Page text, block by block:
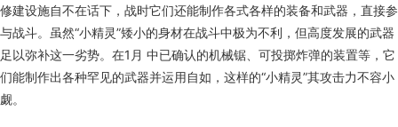
修建设施自不在话下，战时它们还能制作各式各样的装备和武器，直接参
与战斗。虽然“小精灵”矮小的身材在战斗中极为不利，但高度发展的武器
足以弥补这一劣势。在1月 中已确认的机械锯、可投掷炸弹的装置等，它
们能制作出各种罕见的武器并运用自如，这样的“小精灵”其攻击力不容小
觑。